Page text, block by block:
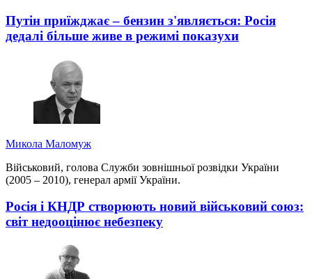
Путін приїжджає – бензин з'являється: Росія
дедалі більше живе в режимі показухи
Микола Маломуж
Військовий, голова Служби зовнішньої розвідки України
(2005 – 2010), генерал армії України.
Росія і КНДР створюють новий військовий союз:
світ недооцінює небезпеку